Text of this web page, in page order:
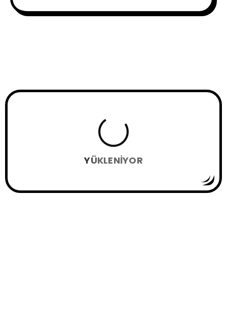
YAPAY ZEKA 153
YÜKLENIYOR